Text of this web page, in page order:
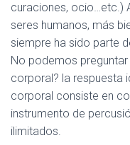
curaciones, ocio…etc.)
seres humanos, más
siempre ha sido parte
No podemos
corporal? la respuesta
corporal consiste en
instrumento de
ilimitados.